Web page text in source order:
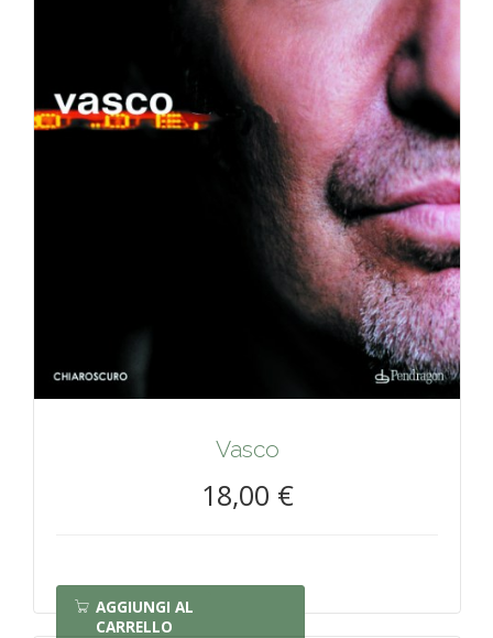
Vasco
18,00 €
AGGIUNGI AL
CARRELLO